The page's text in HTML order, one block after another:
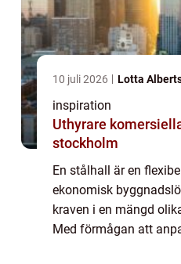
10 juli 2026 Lotta
inspiration
Uthyrare
stockholm
En stålhall är en
ekonomisk
kraven i en mängd
Med förmågan att